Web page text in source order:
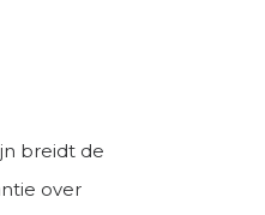
breidt de
over